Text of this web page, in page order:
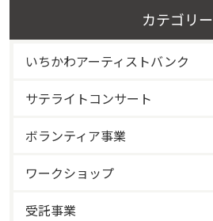
カテゴリー
いちかわアーティストバンク
サテライトコンサート
ボランティア事業
ワークショップ
受託事業